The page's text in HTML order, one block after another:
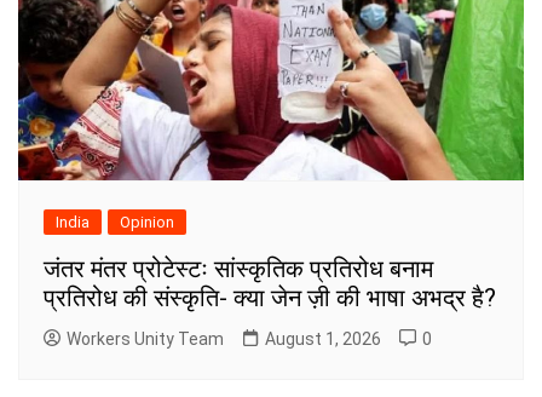
India Opinion
जंतर मंतर प्रोटेस्टः सांस्कृतिक प्रतिरोध बनाम
प्रतिरोध की संस्कृति- क्या जेन ज़ी की भाषा अभद्र है?
Workers Unity Team August 1, 2026 0